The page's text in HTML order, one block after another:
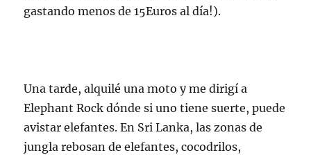
gastando menos de 15Euros al día!).
Una tarde, alquilé una moto y me dirigí a
Elephant Rock dónde si uno tiene suerte, puede
avistar elefantes. En Sri Lanka, las zonas de
jungla rebosan de elefantes, cocodrilos,